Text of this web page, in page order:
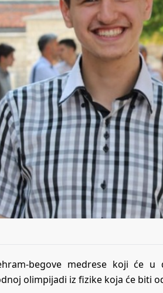
begove medrese koji će
olimpijadi iz fizike koja će biti